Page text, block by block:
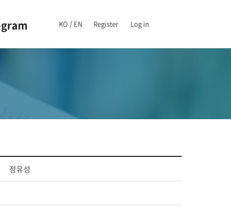
KO / EN Register Log in
정유성